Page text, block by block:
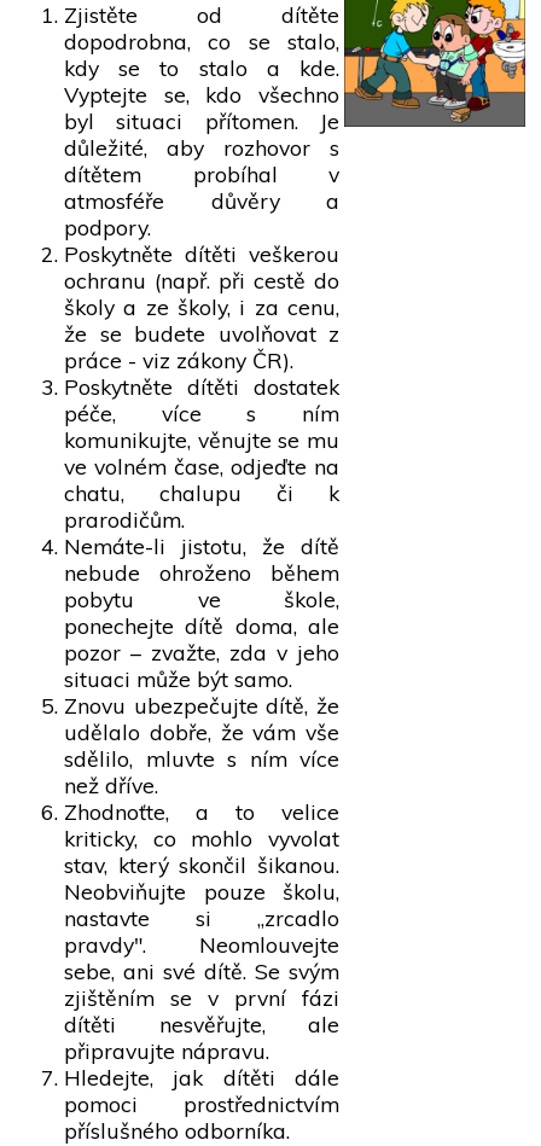
Zjistěte od dítěte
dopodrobna, co se stalo,
kdy se to stalo a kde.
Vyptejte se, kdo všechno
byl situaci přítomen. Je
důležité, aby rozhovor s
dítětem probíhal v
atmosféře důvěry a
podpory.
Poskytněte dítěti veškerou
ochranu (např. při cestě do
školy a ze školy, i za cenu,
že se budete uvolňovat z
práce - viz zákony ČR).
Poskytněte dítěti dostatek
péče, více s ním
komunikujte, věnujte se mu
ve volném čase, odjeďte na
chatu, chalupu či k
prarodičům.
Nemáte-li jistotu, že dítě
nebude ohroženo během
pobytu ve škole,
ponechejte dítě doma, ale
pozor – zvažte, zda v jeho
situaci může být samo.
Znovu ubezpečujte dítě, že
udělalo dobře, že vám vše
sdělilo, mluvte s ním více
než dříve.
Zhodnoťte, a to velice
kriticky, co mohlo vyvolat
stav, který skončil šikanou.
Neobviňujte pouze školu,
nastavte si „zrcadlo
pravdy". Neomlouvejte
sebe, ani své dítě. Se svým
zjištěním se v první fázi
dítěti nesvěřujte, ale
připravujte nápravu.
Hledejte, jak dítěti dále
pomoci prostřednictvím
příslušného odborníka.